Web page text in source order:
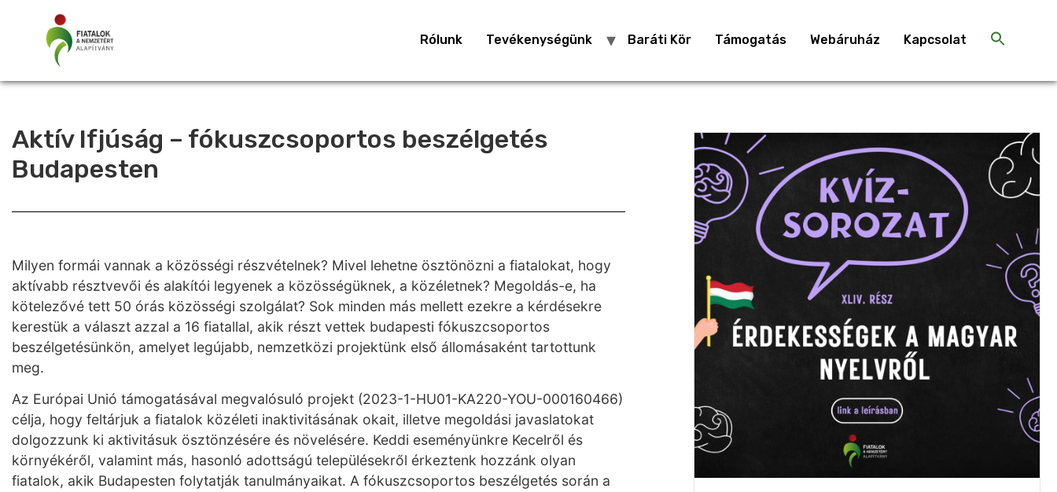
Rólunk Tevékenységünk Baráti Kör Támogatás Webáruház Kapcsolat
Aktív Ifjúság – fókuszcsoportos beszélgetés
Budapesten
Milyen formái vannak a közösségi részvételnek? Mivel lehetne ösztönözni a fiatalokat, hogy
aktívabb résztvevői és alakítói legyenek a közösségüknek, a közéletnek? Megoldás-e, ha
kötelezővé tett 50 órás közösségi szolgálat? Sok minden más mellett ezekre a kérdésekre
kerestük a választ azzal a 16 fiatallal, akik részt vettek budapesti fókuszcsoportos
beszélgetésünkön, amelyet legújabb, nemzetközi projektünk első állomásaként tartottunk
meg.
Az Európai Unió támogatásával megvalósuló projekt (2023-1-HU01-KA220-YOU-000160466)
célja, hogy feltárjuk a fiatalok közéleti inaktivitásának okait, illetve megoldási javaslatokat
dolgozzunk ki aktivitásuk ösztönzésére és növelésére. Keddi eseményünkre Kecelről és
környékéről, valamint más, hasonló adottságú településekről érkeztenk hozzánk olyan
fiatalok, akik Budapesten folytatják tanulmányaikat. A fókuszcsoportos beszélgetés során a